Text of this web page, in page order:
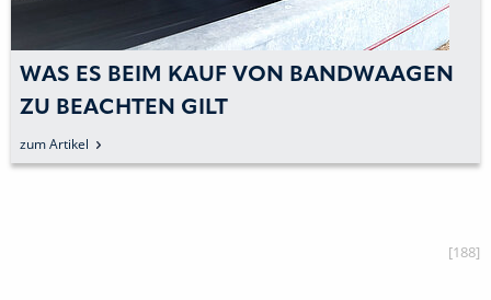
WAS ES BEIM KAUF VON BANDWAAGEN
ZU BEACHTEN GILT
zum Artikel
[188]